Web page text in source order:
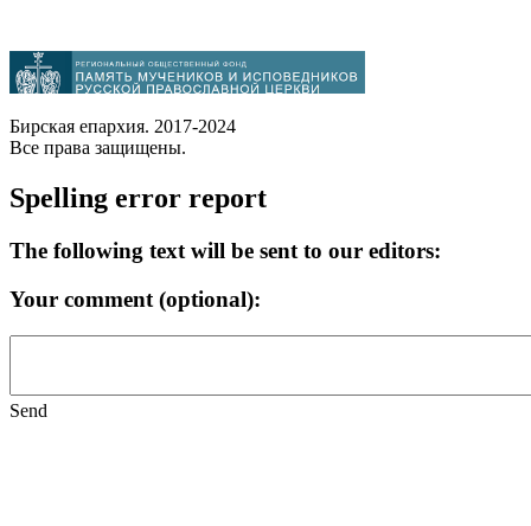
Бирская епархия. 2017-2024
Все права защищены.
Spelling error report
The following text will be sent to our editors:
Your comment (optional):
Send